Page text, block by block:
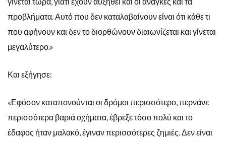
προβλήματα. Αυτό που δεν καταλαβαίνουν είναι ότι κάθε τι
που αφήνουν και δεν το διορθώνουν διαιωνίζεται και γίνεται
μεγαλύτερο.»
Και εξήγησε:
«Εφόσον καταπονούνται οι δρόμοι περισσότερο, περνάνε
περισσότερα βαριά οχήματα, έβρεξε τόσο πολύ και το
έδαφος ήταν μαλακό, έγιναν περισσότερες ζημιές. Δεν είναι